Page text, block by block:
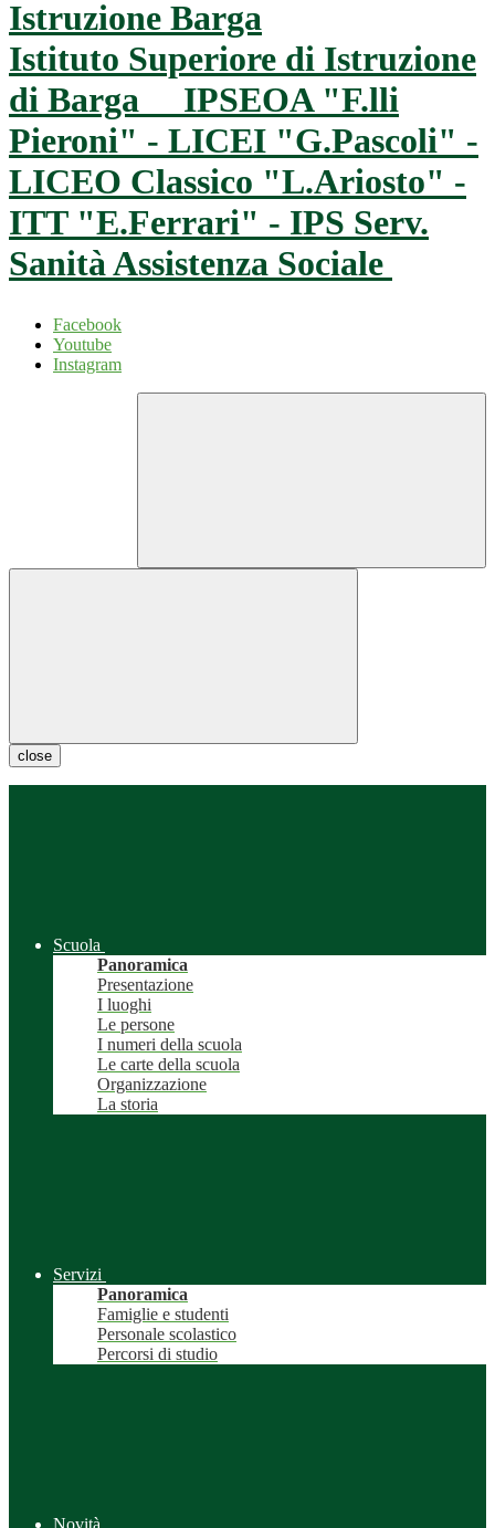
Istituto Superiore di Istruzione
di Barga
IPSEOA "F.lli
Pieroni" - LICEI "G.Pascoli" -
LICEO Classico "L.Ariosto" -
ITT "E.Ferrari" - IPS Serv.
Sanità Assistenza Sociale
Facebook
Youtube
Instagram
close
Scuola
Panoramica
Presentazione
I luoghi
Le persone
I numeri della scuola
Le carte della scuola
Organizzazione
La storia
Servizi
Panoramica
Famiglie e studenti
Personale scolastico
Percorsi di studio
Novità